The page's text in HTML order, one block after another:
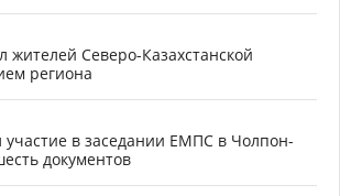
жителей Северо-Казахстанской
региона
участие в заседании ЕМПС в Чолпон-
документов